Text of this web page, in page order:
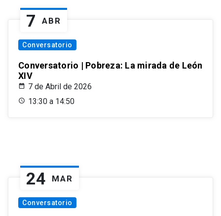
7 ABR
Conversatorio
Conversatorio | Pobreza: La mirada de León
XIV
7 de Abril de 2026
13:30 a 14:50
24 MAR
Conversatorio